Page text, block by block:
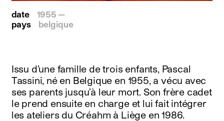
date
1955 —
pays
belgique
Issu d’une famille de trois enfants, Pascal
Tassini, né en Belgique en 1955, a vécu avec
ses parents jusqu’à leur mort. Son frère cadet
le prend ensuite en charge et lui fait intégrer
les ateliers du Créahm à Liège en 1986.